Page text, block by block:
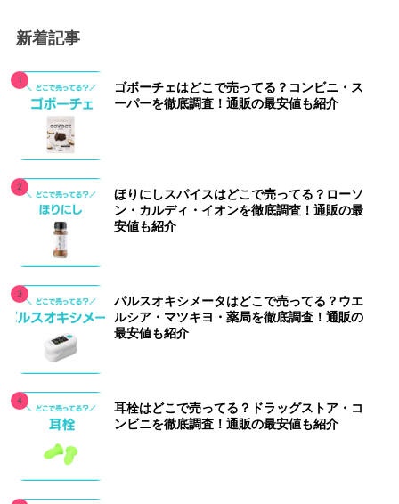
新着記事
ゴボーチェはどこで売ってる？コンビニ・ス
ーパーを徹底調査！通販の最安値も紹介
ほりにしスパイスはどこで売ってる？ローソ
ン・カルディ・イオンを徹底調査！通販の最
安値も紹介
パルスオキシメータはどこで売ってる？ウエ
ルシア・マツキヨ・薬局を徹底調査！通販の
最安値も紹介
耳栓はどこで売ってる？ドラッグストア・コ
ンビニを徹底調査！通販の最安値も紹介